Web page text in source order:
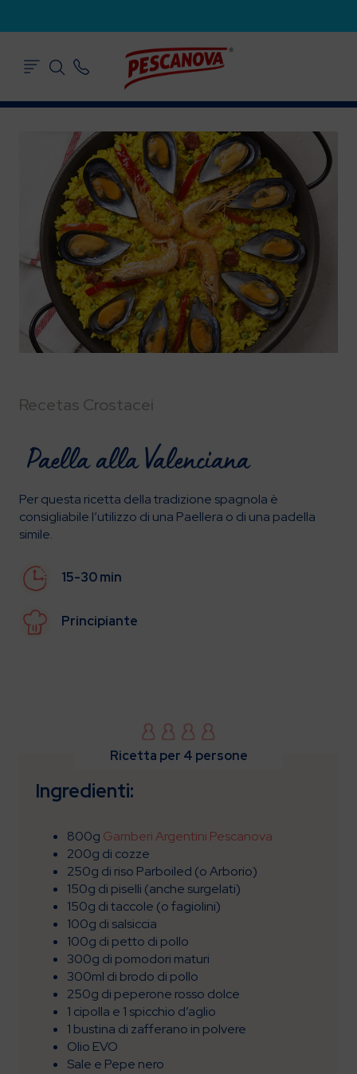
Recetas Crostacei
Paella alla Valenciana
Per questa ricetta della tradizione spagnola è
consigliabile l’utilizzo di una Paellera o di una padella
simile.
15-30 min
Principiante
Ricetta per 4 persone
Ingredienti:
800g Gamberi Argentini Pescanova
200g di cozze
250g di riso Parboiled (o Arborio)
150g di piselli (anche surgelati)
150g di taccole (o fagiolini)
100g di salsiccia
100g di petto di pollo
300g di pomodori maturi
300ml di brodo di pollo
250g di peperone rosso dolce
1 cipolla e 1 spicchio d’aglio
1 bustina di zafferano in polvere
Olio EVO
Sale e Pepe nero